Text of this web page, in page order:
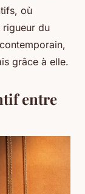
où
rigueur du
grâce à elle.
entre